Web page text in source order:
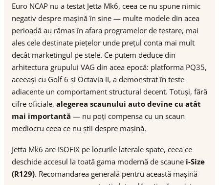
Euro NCAP nu a testat Jetta Mk6, ceea ce nu spune nimic
negativ despre mașină în sine — multe modele din acea
perioadă au rămas în afara programelor de testare, mai
ales cele destinate piețelor unde prețul conta mai mult
decât marketingul pe stele. Ce putem deduce din
arhitectura grupului VAG din acea epocă: platforma PQ35,
aceeași cu Golf 6 și Octavia II, a demonstrat în teste
adiacente un comportament structural decent. Totuși, fără
cifre oficiale, alegerea scaunului auto devine cu atât
mai importantă — nu poți compensa cu un scaun
mediocru ceea ce nu știi despre mașină.
Jetta Mk6 are ISOFIX pe locurile laterale spate, ceea ce
deschide accesul la toată gama modernă de scaune i-Size
(R129). Recomandarea generală pentru această mașină